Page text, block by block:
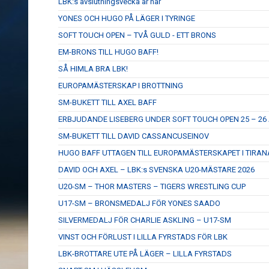
YONES OCH HUGO PÅ LÄGER I TYRINGE
SOFT TOUCH OPEN – TVÅ GULD - ETT BRONS
EM-BRONS TILL HUGO BAFF!
SÅ HIMLA BRA LBK!
EUROPAMÄSTERSKAP I BROTTNING
SM-BUKETT TILL AXEL BAFF
ERBJUDANDE LISEBERG UNDER SOFT TOUCH OPEN 25 – 26
SM-BUKETT TILL DAVID CASSANCUSEINOV
HUGO BAFF UTTAGEN TILL EUROPAMÄSTERSKAPET I
DAVID OCH AXEL – LBK:s SVENSKA U20-MÄSTARE 2026
U20-SM – THOR MASTERS – TIGERS WRESTLING CUP
U17-SM – BRONSMEDALJ FÖR YONES SAADO
SILVERMEDALJ FÖR CHARLIE ASKLING – U17-SM
VINST OCH FÖRLUST I LILLA FYRSTADS FÖR LBK
LBK-BROTTARE UTE PÅ LÄGER – LILLA FYRSTADS